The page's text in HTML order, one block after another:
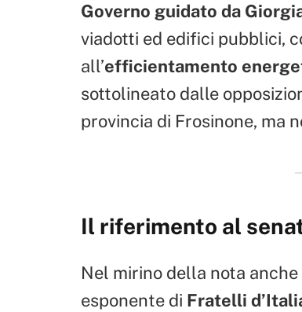
Governo guidato da
viadotti ed edifici pubblici,
all’efficientamento
sottolineato dalle
provincia di Frosinone, ma
Il riferimento al
Nel mirino della nota anche
esponente di Fratelli